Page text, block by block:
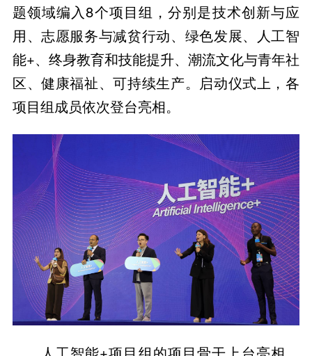
题领域编入8个项目组，分别是技术创新与应
用、志愿服务与减贫行动、绿色发展、人工智
能+、终身教育和技能提升、潮流文化与青年社
区、健康福祉、可持续生产。启动仪式上，各
项目组成员依次登台亮相。